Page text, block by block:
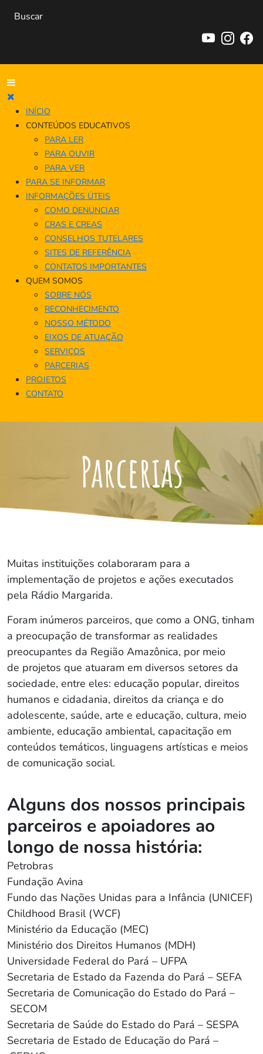
INÍCIO
CONTEÚDOS EDUCATIVOS
PARA LER
PARA OUVIR
PARA VER
PARA SE INFORMAR
INFORMAÇÕES ÚTEIS
COMO DENUNCIAR
CRAS E CREAS
CONSELHOS TUTELARES
SITES DE REFERÊNCIA
CONTATOS IMPORTANTES
QUEM SOMOS
SOBRE NÓS
RECONHECIMENTO
NOSSO MÉTODO
EIXOS DE ATUAÇÃO
SERVIÇOS
PARCERIAS
PROJETOS
CONTATO
Parcerias
Muitas instituições colaboraram para a
implementação de projetos e ações executados
pela Rádio Margarida.
Foram inúmeros parceiros, que como a ONG, tinham
a preocupação de transformar as realidades
preocupantes da Região Amazônica, por meio
de projetos que atuaram em diversos setores da
sociedade, entre eles: educação popular, direitos
humanos e cidadania, direitos da criança e do
adolescente, saúde, arte e educação, cultura, meio
ambiente, educação ambiental, capacitação em
conteúdos temáticos, linguagens artísticas e meios
de comunicação social.
Alguns dos nossos principais
parceiros e apoiadores ao
longo de nossa história:
Petrobras
Fundação Avina
Fundo das Nações Unidas para a Infância (UNICEF)
Childhood Brasil (WCF)
Ministério da Educação (MEC)
Ministério dos Direitos Humanos (MDH)
Universidade Federal do Pará – UFPA
Secretaria de Estado da Fazenda do Pará – SEFA
Secretaria de Comunicação do Estado do Pará –
SECOM
Secretaria de Saúde do Estado do Pará – SESPA
Secretaria de Estado de Educação do Pará –